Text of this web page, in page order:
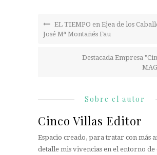
EL TIEMPO en Ejea de los
José Mª Montañés Fau
Destacada Empresa
Sobre el autor
Cinco Villas Editor
Espacio creado, para tratar con más
detalle mis vivencias en el entorno de